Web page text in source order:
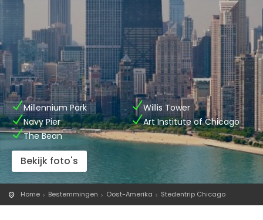
Millennium Park
Willis Tower
Navy Pier
Art Institute of Chicago
The Bean
Bekijk foto's
Home Bestemmingen Oost-Amerika Stedentrip Chicago